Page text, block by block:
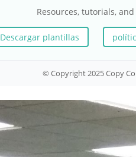
Resources, tutorials,
Descargar plantillas
© Copyright 2025 Copy